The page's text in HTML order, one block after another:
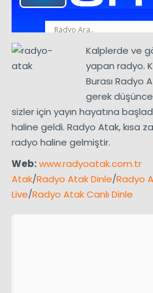
Kalplerde ve
yapan radyo.
Burası Radyo
gerek
sizler için yayın hayatına
haline geldi. Radyo Atak, kısa
radyo haline gelmiştir.
Web:www.radyoatak.com.tr
Atak/Radyo Atak Dinle/Radyo
Live/Radyo Atak Canlı Dinle